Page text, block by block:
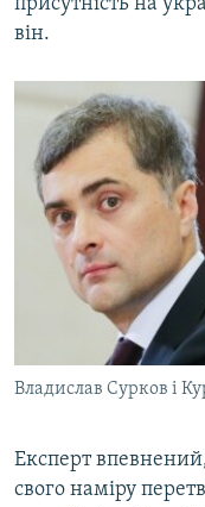
присутність на
він.
Владислав Сурков і
Експерт
свого наміру